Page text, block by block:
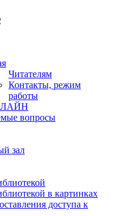
Читателям
Контакты, режим
работы
вопросы
зал
в картинках
доступа к